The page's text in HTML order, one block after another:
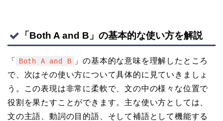
「Both A and B」の基本的な使い方を解説
「 Both A and B
」の基本的な意味を理解したところ
で、次はその使い方について具体的に見ていきましょ
う。この表現は非常に柔軟で、文の中の様々な位置で
役割を果たすことができます。主な使い方としては、
文の主語、動詞の目的語、そして補語として機能する